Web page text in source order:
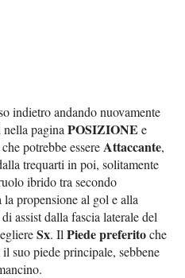
indietro andando nuovamente
nella paginaPOSIZIONE e
che potrebbe essere Attaccante,
trequarti in poi, solitamente
ibrido tra secondo
propensione al gol e alla
assist dalla fascia laterale del
Sx. IlPiede preferitoche
il suo piede principale, sebbene